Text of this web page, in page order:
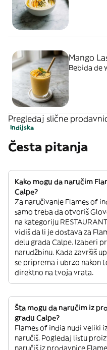
Mango
Bebida de
Pregledaj slične
Indijska
Česta pitanja
Kako mogu da naručim
Calpe?
Za naručivanje Flames of
samo treba da otvoriš
na kategoriju
vidiš da li je dostava za
delu grada Calpe. Izaberi
narudžbinu. Kada završiš
se priprema i ubrzo nakon
direktno na tvoja vrata.
Šta mogu da naručim iz
gradu Calpe?
Flames of india nudi veliki
naručiš. Pogledaj listu
naručiš iz prodavnice